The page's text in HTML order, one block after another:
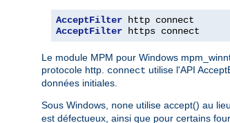
AcceptFilter
AcceptFilter https connect
Le module MPM pour Windows
protocole http. connect utilise l'API
données initiales.
Sous Windows, none utilise accept() au
est défectueux, ainsi que pour certains